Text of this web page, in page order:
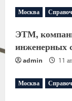
Москва
ЭТМ,
инженерных
admin 11
Москва